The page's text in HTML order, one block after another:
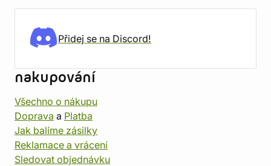
Přidej se na Discord!
nakupování
Všechno o nákupu
Doprava a Platba
Jak balíme zásilky
Reklamace a vrácení
Sledovat objednávku